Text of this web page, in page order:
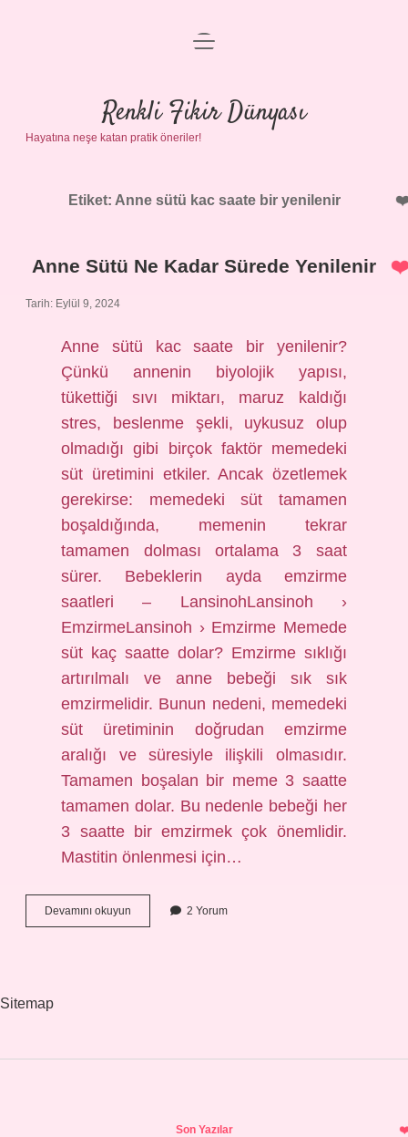
Anasayfa
Gizlilik Politikası
Yasal Uyarı
menüyü
Renkli Fikir Dünyası
Hayatına neşe katan pratik öneriler!
Etiket: Anne sütü kac saate bir yenilenir
Anne Sütü Ne Kadar Sürede Yenilenir
Tarih: Eylül 9, 2024
Anne sütü kac saate bir yenilenir?
Çünkü annenin biyolojik yapısı,
tükettiği sıvı miktarı, maruz kaldığı
stres, beslenme şekli, uykusuz olup
olmadığı gibi birçok faktör memedeki
süt üretimini etkiler. Ancak özetlemek
gerekirse: memedeki süt tamamen
boşaldığında, memenin tekrar
tamamen dolması ortalama 3 saat
sürer. Bebeklerin ayda emzirme
saatleri – LansinohLansinoh ›
EmzirmeLansinoh › Emzirme Memede
süt kaç saatte dolar? Emzirme sıklığı
artırılmalı ve anne bebeği sık sık
emzirmelidir. Bunun nedeni, memedeki
süt üretiminin doğrudan emzirme
aralığı ve süresiyle ilişkili olmasıdır.
Tamamen boşalan bir meme 3 saatte
tamamen dolar. Bu nedenle bebeği her
3 saatte bir emzirmek çok önemlidir.
Mastitin önlenmesi için…
Devamını okuyun
Sütü
2 Yorum
Sitemap
Son Yazılar